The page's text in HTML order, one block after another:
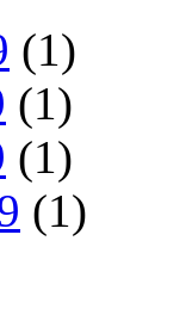
(1)
(1)
(1)
(1)